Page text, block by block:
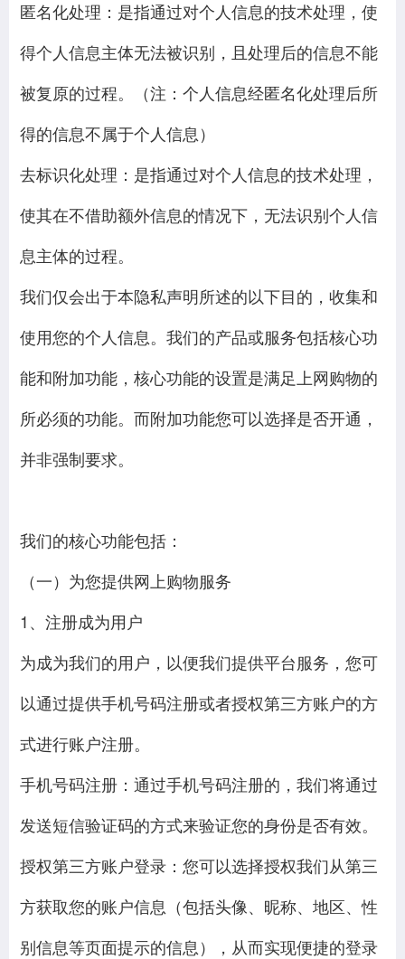
匿名化处理：是指通过对个人信息的技术处理，使
得个人信息主体无法被识别，且处理后的信息不能
被复原的过程。（注：个人信息经匿名化处理后所
得的信息不属于个人信息）
去标识化处理：是指通过对个人信息的技术处理，
使其在不借助额外信息的情况下，无法识别个人信
息主体的过程。
我们仅会出于本隐私声明所述的以下目的，收集和
使用您的个人信息。我们的产品或服务包括核心功
能和附加功能，核心功能的设置是满足上网购物的
所必须的功能。而附加功能您可以选择是否开通，
并非强制要求。
我们的核心功能包括：
（一）为您提供网上购物服务
1、注册成为用户
为成为我们的用户，以便我们提供平台服务，您可
以通过提供手机号码注册或者授权第三方账户的方
式进行账户注册。
手机号码注册：通过手机号码注册的，我们将通过
发送短信验证码的方式来验证您的身份是否有效。
授权第三方账户登录：您可以选择授权我们从第三
方获取您的账户信息（包括头像、昵称、地区、性
别信息等页面提示的信息），从而实现便捷的登录